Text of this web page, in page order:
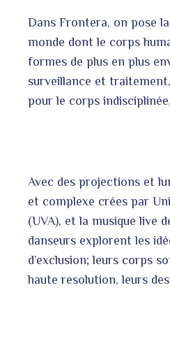
Dans Frontera, on pose
monde dont le corps
formes de plus en plus
surveillance et
pour le corps
Avec des projections et
et complexe crées par
(UVA), et la musique live
danseurs explorent les
d’exclusion; leurs corps
haute resolution, leurs